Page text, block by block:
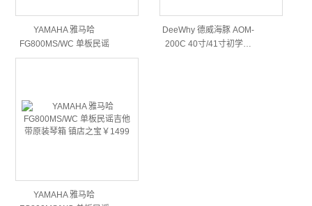
YAMAHA 雅马哈
FG800MS/WC 单板民谣
吉他 …
DeeWhy 德威海豚 AOM-
200C 40寸/41寸初学…
YAMAHA 雅马哈